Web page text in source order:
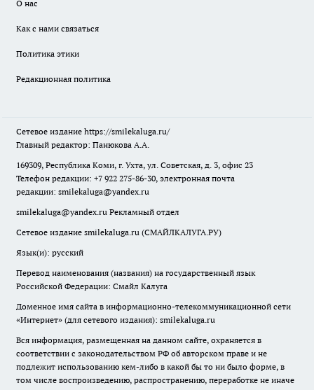
О нас
Как с нами связаться
Политика этики
Редакционная политика
Сетевое издание https://smilekaluga.ru/
Главный редактор: Панюкова А.А.
169309, Республика Коми, г. Ухта, ул. Советская, д. 3, офис 23
Телефон редакции: +7 922 275-86-30, электронная почта
редакции: smilekaluga@yandex.ru
smilekaluga@yandex.ru Рекламный отдел
Сетевое издание smilekaluga.ru (СМАЙЛКАЛУГА.РУ)
Язык(и): русский
Перевод наименования (названия) на государственный язык
Российской Федерации: Смайл Калуга
Доменное имя сайта в информационно-телекоммуникационной сети
«Интернет» (для сетевого издания): smilekaluga.ru
Вся информация, размещенная на данном сайте, охраняется в
соответствии с законодательством РФ об авторском праве и не
подлежит использованию кем-либо в какой бы то ни было форме, в
том числе воспроизведению, распространению, переработке не иначе